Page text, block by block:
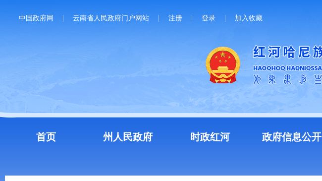
中国政府网 云南省人民政府门户网站 注册 登录 加入收藏
首页 州人民政府 时政红河 政府信息公开